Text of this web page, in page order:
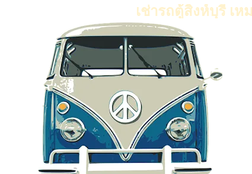
เช่ารถตู้สิงห์บุรี เหมาตู้สิง